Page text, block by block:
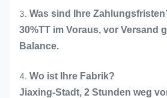
3. Was sind Ihre
30%TT im Voraus, vor Versand
Balance.
4. Wo ist Ihre Fabrik?
Jiaxing-Stadt, 2 Stunden weg